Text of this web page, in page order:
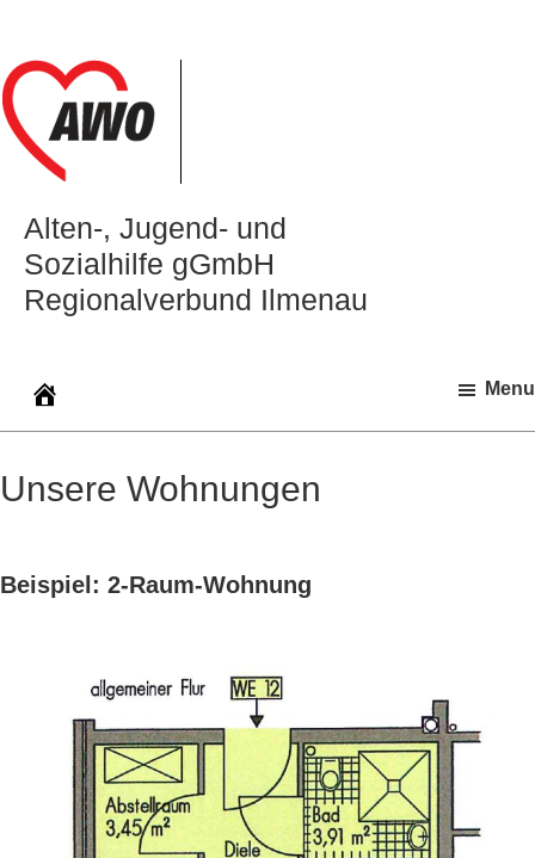
springen
springen
springen
Alten‑, Jugend‑ und
Sozialhilfe gGmbH
Regionalverbund Ilmenau
Menu
Unsere Wohnungen
Beispiel: 2-Raum-Wohnung